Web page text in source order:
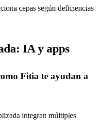
cepas según deficiencias
IA y apps
Fitia te ayudan a
integran múltiples